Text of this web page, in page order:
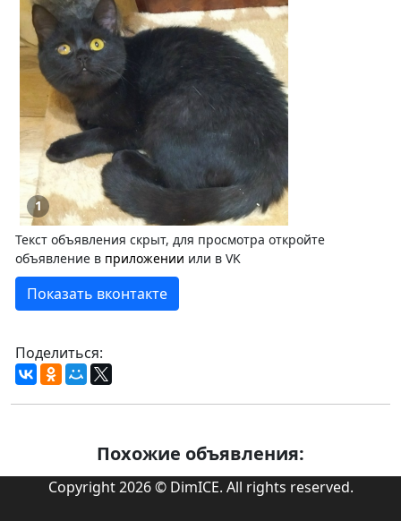
1
Текст объявления скрыт, для просмотра откройте
объявление в приложении или в VK
Показать вконтакте
Поделиться:
Похожие объявления:
Copyright 2026 © DimICE. All rights reserved.